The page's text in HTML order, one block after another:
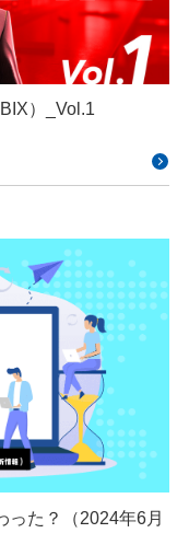
）_Vol.1
った？（2024年6月